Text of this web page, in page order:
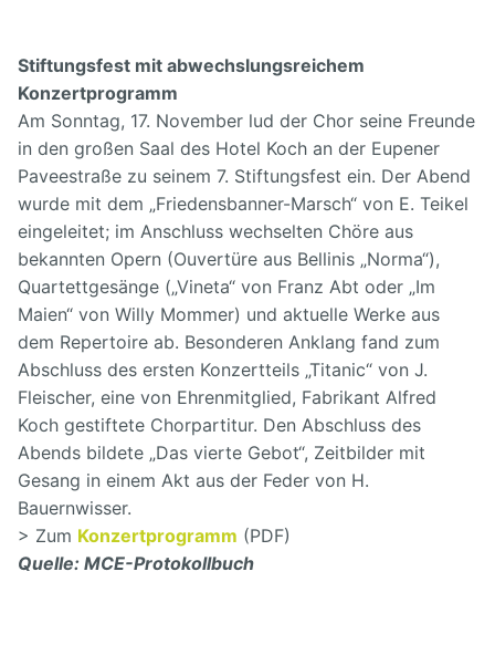
Stiftungsfest mit abwechslungsreichem
Konzertprogramm
Am Sonntag, 17. November lud der Chor seine Freunde
in den großen Saal des Hotel Koch an der Eupener
Paveestraße zu seinem 7. Stiftungsfest ein. Der Abend
wurde mit dem „Friedensbanner-Marsch“ von E. Teikel
eingeleitet; im Anschluss wechselten Chöre aus
bekannten Opern (Ouvertüre aus Bellinis „Norma“),
Quartettgesänge („Vineta“ von Franz Abt oder „Im
Maien“ von Willy Mommer) und aktuelle Werke aus
dem Repertoire ab. Besonderen Anklang fand zum
Abschluss des ersten Konzertteils „Titanic“ von J.
Fleischer, eine von Ehrenmitglied, Fabrikant Alfred
Koch gestiftete Chorpartitur. Den Abschluss des
Abends bildete „Das vierte Gebot“, Zeitbilder mit
Gesang in einem Akt aus der Feder von H.
Bauernwisser.
> Zum Konzertprogramm (PDF)
Quelle: MCE-Protokollbuch